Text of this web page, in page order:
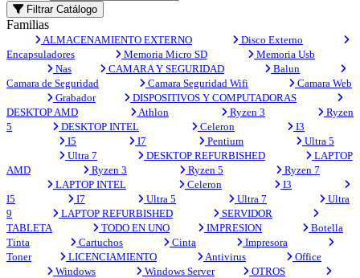
Filtrar Catálogo
Familias
ALMACENAMIENTO EXTERNO
Disco Externo
Encapsuladores
Memoria Micro SD
Memoria Usb
Nas
CAMARA Y SEGURIDAD
Balun
Camara de Seguridad
Camara Seguridad Wifi
Camara Web
Grabador
DISPOSITIVOS Y COMPUTADORAS
DESKTOP AMD
Athlon Ryzen 3
Ryzen
5
DESKTOP INTEL Celeron
I3
I5
I7 Pentium
Ultra 5
Ultra 7
DESKTOP REFURBISHED
LAPTOP
AMD
Ryzen 3 Ryzen 5
Ryzen 7
LAPTOP INTEL
Celeron
I3
I5
I7 Ultra 5 Ultra 7
Ultra
9
LAPTOP REFURBISHED
SERVIDOR
TABLETA
TODO EN UNO IMPRESION
Botella
Tinta
Cartuchos Cinta
Impresora
Toner
LICENCIAMIENTO Antivirus
Office
Windows
Windows Server
OTROS